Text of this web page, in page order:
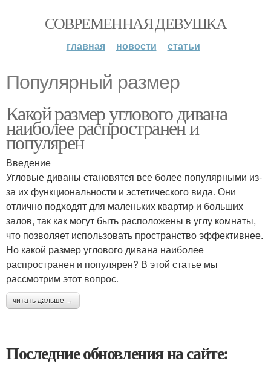
СОВРЕМЕННАЯ ДЕВУШКА
главная новости статьи
Популярный размер
Какой размер углового дивана
наиболее распространен и
популярен
Введение
Угловые диваны становятся все более популярными из-
за их функциональности и эстетического вида. Они
отлично подходят для маленьких квартир и больших
залов, так как могут быть расположены в углу комнаты,
что позволяет использовать пространство эффективнее.
Но какой размер углового дивана наиболее
распространен и популярен? В этой статье мы
рассмотрим этот вопрос.
читать дальше →
Последние обновления на сайте: